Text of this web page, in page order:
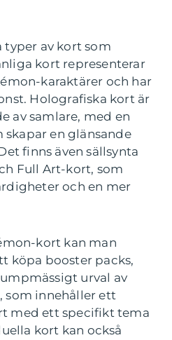
typer av kort som
kort representerar
karaktärer och har
Holografiska kort är
av samlare, med en
en glänsande
finns även sällsynta
Full Art-kort, som
och en mer
kort kan man
köpa booster packs,
urval av
som innehåller ett
med ett specifikt tema
kort kan också